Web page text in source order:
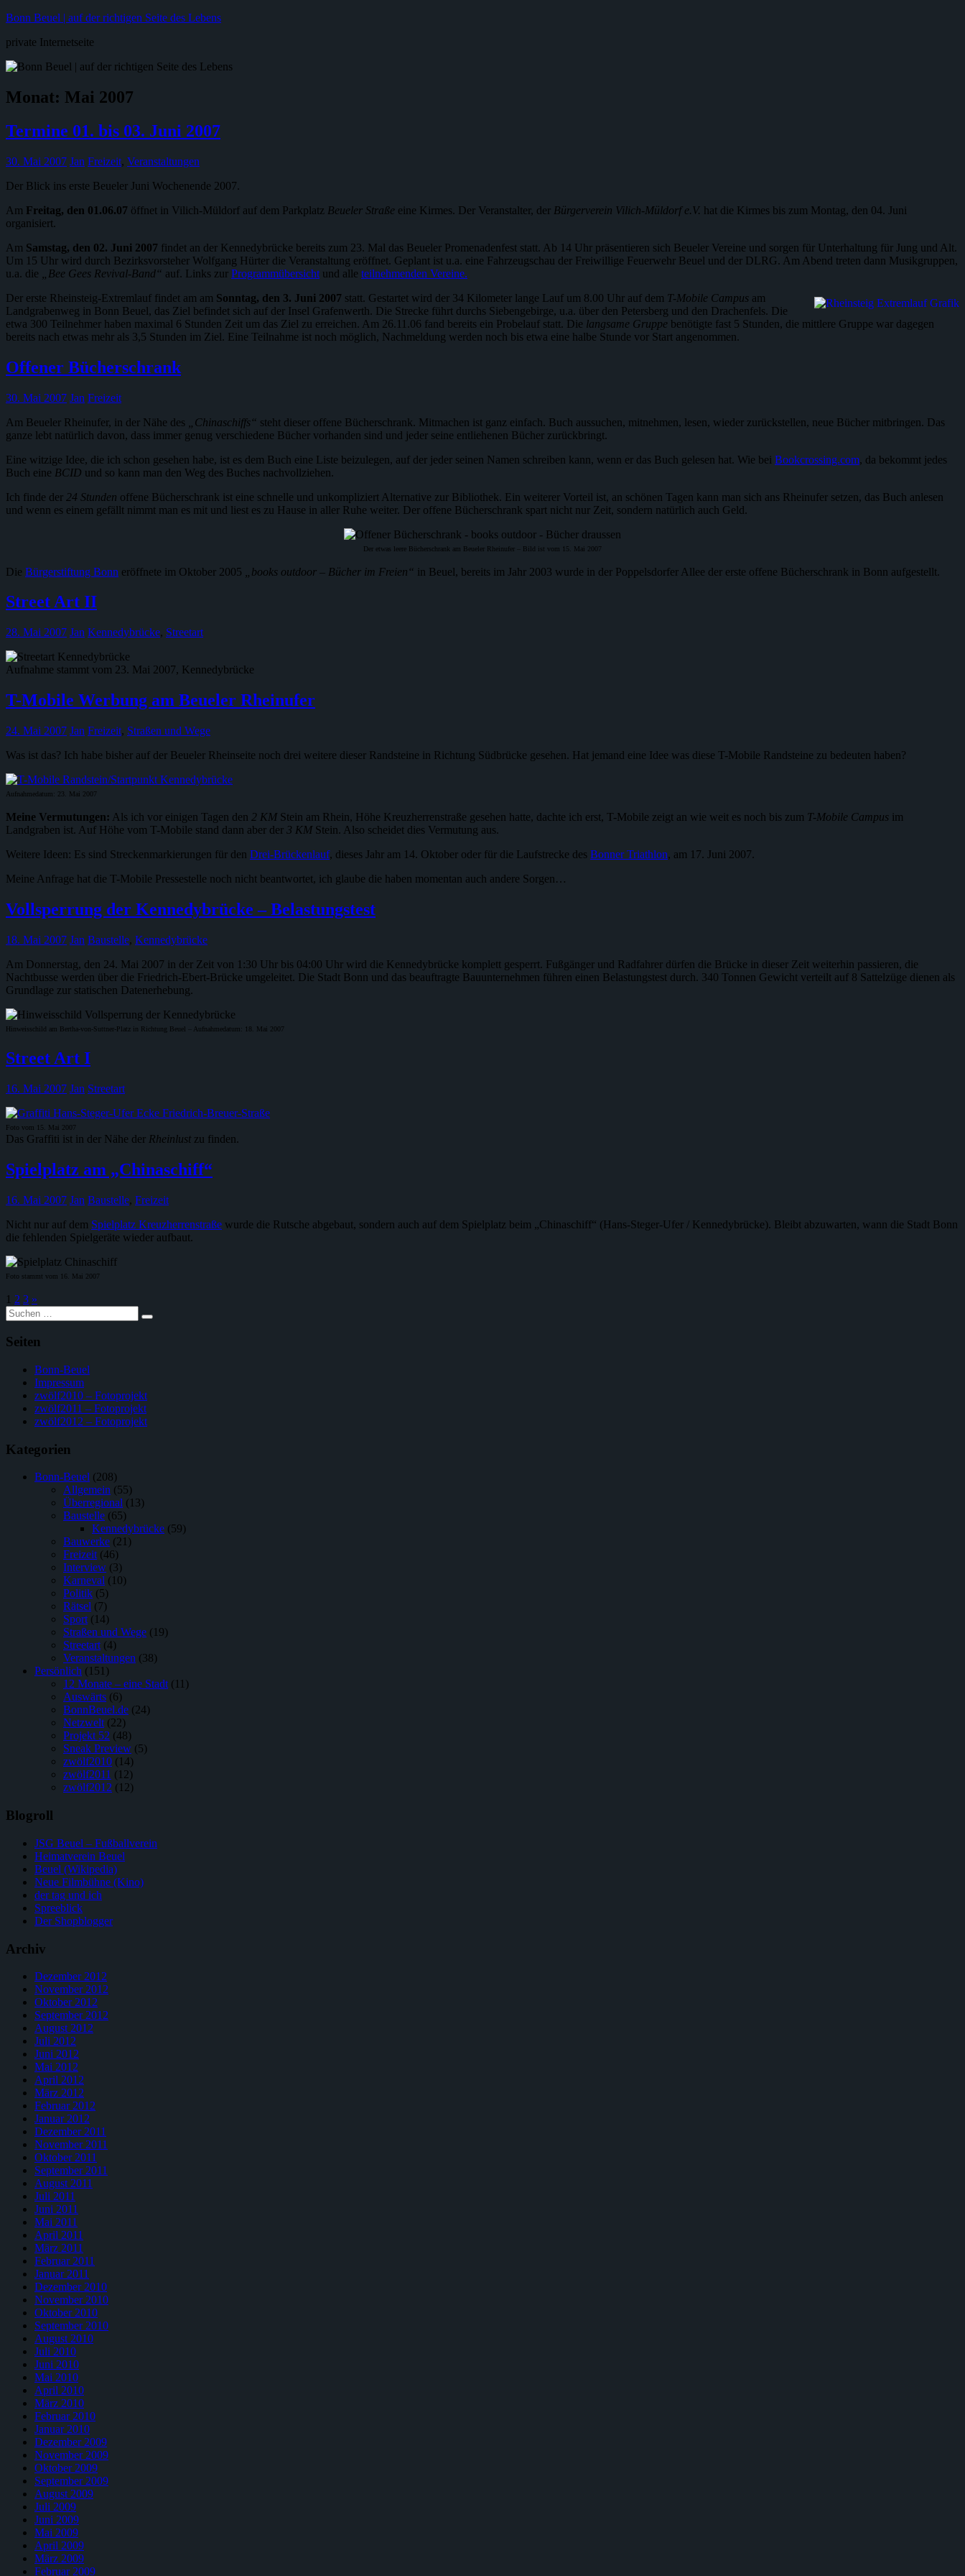
Zum
springen
Bonn Beuel | auf der richtigen Seite des Lebens
private Internetseite
Monat: Mai 2007
Termine 01. bis 03. Juni 2007
30. Mai 2007 Jan Freizeit, Veranstaltungen
Der Blick ins erste Beueler Juni Wochenende 2007.
Am Freitag, den 01.06.07 öffnet in Vilich-Müldorf auf dem Parkplatz Beueler Straße eine Kirmes. Der Veranstalter, der Bürgerverein Vilich-Müldorf e.V. hat die Kirmes bis zum Montag, den 04. Juni
organisiert.
Am Samstag, den 02. Juni 2007 findet an der Kennedybrücke bereits zum 23. Mal das Beueler Promenadenfest statt. Ab 14 Uhr präsentieren sich Beueler Vereine und sorgen für Unterhaltung für Jung und Alt.
Um 15 Uhr wird durch Bezirksvorsteher Wolfgang Hürter die Veranstaltung eröffnet. Geplant ist u.a. eine Fahrzeugschau der Freiwillige Feuerwehr Beuel und der DLRG. Am Abend treten dann Musikgruppen,
u.a. die
„Bee Gees Revival-Band“ auf. Links zur Programmübersicht und alle teilnehmenden Vereine.
Der erste Rheinsteig-Extremlauf findet am am Sonntag, den 3. Juni 2007 statt. Gestartet wird der 34 Kilometer lange Lauf um 8.00 Uhr auf dem T-Mobile Campus am
Landgrabenweg in Bonn Beuel, das Ziel befindet sich auf der Insel Grafenwerth. Die Strecke führt durchs Siebengebirge, u.a. über den Petersberg und den Drachenfels. Die
etwa 300 Teilnehmer haben maximal 6 Stunden Zeit um das Ziel zu erreichen. Am 26.11.06 fand bereits ein Probelauf statt. Die langsame Gruppe benötigte fast 5 Stunden, die mittlere Gruppe war dagegen
bereits nach etwas mehr als 3,5 Stunden im Ziel. Eine Teilnahme ist noch möglich, Nachmeldung werden noch bis etwa eine halbe Stunde vor Start angenommen.
Offener Bücherschrank
30. Mai 2007 Jan Freizeit
Am Beueler Rheinufer, in der Nähe des
„Chinaschiffs“ steht dieser offene Bücherschrank. Mitmachen ist ganz einfach. Buch aussuchen, mitnehmen, lesen, wieder zurückstellen, neue Bücher mitbringen. Das
ganze lebt natürlich davon, dass immer genug verschiedene Bücher vorhanden sind und jeder seine entliehenen Bücher zurückbringt.
Eine witzige Idee, die ich schon gesehen habe, ist es dem Buch eine Liste beizulegen, auf der jeder seinen Namen schreiben kann, wenn er das Buch gelesen hat. Wie bei Bookcrossing.com, da bekommt jedes
Buch eine BCID und so kann man den Weg des Buches nachvollziehen.
Ich finde der 24 Stunden offene Bücherschrank ist eine schnelle und unkompliziert Alternative zur Bibliothek. Ein weiterer Vorteil ist, an schönen Tagen kann man sich ans Rheinufer setzen, das Buch anlesen
und wenn es einem gefällt nimmt man es mit und liest es zu Hause in aller Ruhe weiter. Der offene Bücherschrank spart nicht nur Zeit, sondern natürlich auch Geld.
Der etwas leere Bücherschrank am Beueler Rheinufer – Bild ist vom 15. Mai 2007
Die Bürgerstiftung Bonn eröffnete im Oktober 2005 „books outdoor – Bücher im Freien“ in Beuel, bereits im Jahr 2003 wurde in der Poppelsdorfer Allee der erste offene Bücherschrank in Bonn aufgestellt.
Street Art II
28. Mai 2007 Jan Kennedybrücke, Streetart
Aufnahme stammt vom 23. Mai 2007, Kennedybrücke
T-Mobile Werbung am Beueler Rheinufer
24. Mai 2007 Jan Freizeit, Straßen und Wege
Was ist das? Ich habe bisher auf der Beueler Rheinseite noch drei weitere dieser Randsteine in Richtung Südbrücke gesehen. Hat jemand eine Idee was diese T-Mobile Randsteine zu bedeuten haben?
Aufnahmedatum: 23. Mai 2007
Meine Vermutungen: Als ich vor einigen Tagen den 2 KM Stein am Rhein, Höhe Kreuzherrenstraße gesehen hatte, dachte ich erst, T-Mobile zeigt an wie weit es noch bis zum T-Mobile Campus im
Landgraben ist. Auf Höhe vom T-Mobile stand dann aber der 3 KM Stein. Also scheidet dies Vermutung aus.
Weitere Ideen: Es sind Streckenmarkierungen für den Drei-Brückenlauf, dieses Jahr am 14. Oktober oder für die Laufstrecke des Bonner Triathlon, am 17. Juni 2007.
Meine Anfrage hat die T-Mobile Pressestelle noch nicht beantwortet, ich glaube die haben momentan auch andere Sorgen…
Vollsperrung der Kennedybrücke – Belastungstest
18. Mai 2007 Jan Baustelle, Kennedybrücke
Am Donnerstag, den 24. Mai 2007 in der Zeit von 1:30 Uhr bis 04:00 Uhr wird die Kennedybrücke komplett gesperrt. Fußgänger und Radfahrer dürfen die Brücke in dieser Zeit weiterhin passieren, die
Nachtbusse werden über die Friedrich-Ebert-Brücke umgeleitet. Die Stadt Bonn und das beauftragte Bauunternehmen führen einen Belastungstest durch. 340 Tonnen Gewicht verteilt auf 8 Sattelzüge dienen als
Grundlage zur statischen Datenerhebung.
Hinweisschild am Bertha-von-Suttner-Platz in Richtung Beuel – Aufnahmedatum: 18. Mai 2007
Street Art I
16. Mai 2007 Jan Streetart
Foto vom 15. Mai 2007
Das Graffiti ist in der Nähe der Rheinlust zu finden.
Spielplatz am „Chinaschiff“
16. Mai 2007 Jan Baustelle, Freizeit
Nicht nur auf dem Spielplatz Kreuzherrenstraße wurde die Rutsche abgebaut, sondern auch auf dem Spielplatz beim „Chinaschiff“ (Hans-Steger-Ufer / Kennedybrücke). Bleibt abzuwarten, wann die Stadt Bonn
die fehlenden Spielgeräte wieder aufbaut.
Foto stammt vom 16. Mai 2007
1 2 3 »
Suche
nach:
Seiten
Bonn-Beuel
Impressum
zwölf2010 – Fotoprojekt
zwölf2011 – Fotoprojekt
zwölf2012 – Fotoprojekt
Kategorien
Bonn-Beuel (208)
Allgemein (55)
Überregional (13)
Baustelle (65)
Kennedybrücke (59)
Bauwerke (21)
Freizeit(46)
Interview (3)
Karneval (10)
Politik (5)
Rätsel (7)
Sport(14)
Straßen und Wege (19)
Streetart(4)
Veranstaltungen (38)
Persönlich (151)
12 Monate – eine Stadt(11)
Auswärts (6)
BonnBeuel.de (24)
Netzwelt(22)
Projekt 52 (48)
Sneak Preview (5)
zwölf2010 (14)
zwölf2011 (12)
zwölf2012 (12)
Blogroll
JSG Beuel – Fußballverein
Heimatverein Beuel
Beuel (Wikipedia)
Neue Filmbühne (Kino)
der tag und ich
Spreeblick
Der Shopblogger
Archiv
Dezember 2012
November 2012
Oktober 2012
September 2012
August 2012
Juli 2012
Juni 2012
Mai 2012
April 2012
März 2012
Februar 2012
Januar 2012
Dezember 2011
November 2011
Oktober 2011
September 2011
August 2011
Juli 2011
Juni 2011
Mai 2011
April 2011
März 2011
Februar 2011
Januar 2011
Dezember 2010
November 2010
Oktober 2010
September 2010
August 2010
Juli 2010
Juni 2010
Mai 2010
April 2010
März 2010
Februar 2010
Januar 2010
Dezember 2009
November 2009
Oktober 2009
September 2009
August 2009
Juli 2009
Juni 2009
Mai 2009
April 2009
März 2009
Februar 2009